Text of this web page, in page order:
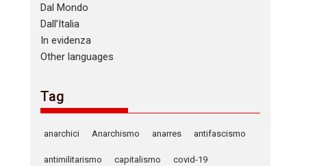
Dal Mondo
Dall’Italia
In evidenza
Other languages
Tag
anarchici Anarchismo anarres antifascismo
antimilitarismo capitalismo covid-19